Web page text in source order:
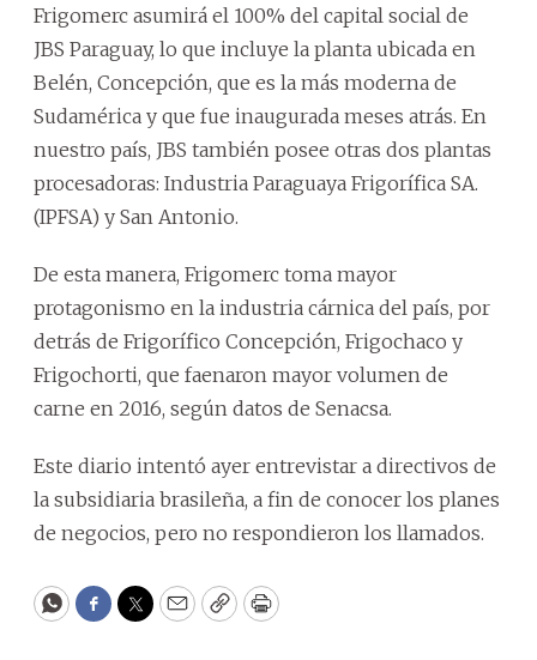
Frigomerc asumirá el 100% del capital social de
JBS Paraguay, lo que incluye la planta ubicada en
Belén, Concepción, que es la más moderna de
Sudamérica y que fue inaugurada meses atrás. En
nuestro país, JBS también posee otras dos plantas
procesadoras: Industria Paraguaya Frigorífica SA.
(IPFSA) y San Antonio.
De esta manera, Frigomerc toma mayor
protagonismo en la industria cárnica del país, por
detrás de Frigorífico Concepción, Frigochaco y
Frigochorti, que faenaron mayor volumen de
carne en 2016, según datos de Senacsa.
Este diario intentó ayer entrevistar a directivos de
la subsidiaria brasileña, a fin de conocer los planes
de negocios, pero no respondieron los llamados.
WhatsApp
Facebook
Twitter
EmailCopyPrint